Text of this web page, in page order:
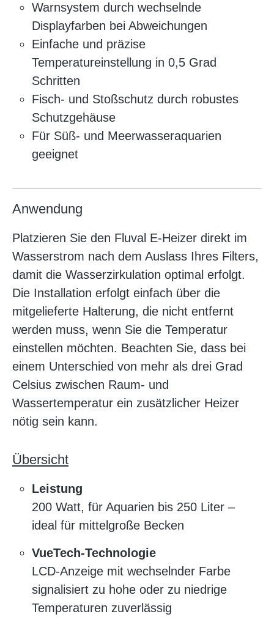
Warnsystem durch wechselnde
Displayfarben bei Abweichungen
Einfache und präzise
Temperatureinstellung in 0,5 Grad
Schritten
Fisch- und Stoßschutz durch robustes
Schutzgehäuse
Für Süß- und Meerwasseraquarien
geeignet
Anwendung
Platzieren Sie den Fluval E-Heizer direkt im
Wasserstrom nach dem Auslass Ihres Filters,
damit die Wasserzirkulation optimal erfolgt.
Die Installation erfolgt einfach über die
mitgelieferte Halterung, die nicht entfernt
werden muss, wenn Sie die Temperatur
einstellen möchten. Beachten Sie, dass bei
einem Unterschied von mehr als drei Grad
Celsius zwischen Raum- und
Wassertemperatur ein zusätzlicher Heizer
nötig sein kann.
Übersicht
Leistung
200 Watt, für Aquarien bis 250 Liter –
ideal für mittelgroße Becken
VueTech-Technologie
LCD-Anzeige mit wechselnder Farbe
signalisiert zu hohe oder zu niedrige
Temperaturen zuverlässig